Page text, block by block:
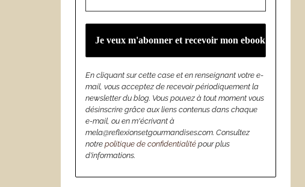
En cliquant sur cette case et en renseignant votre e-
mail, vous acceptez de recevoir périodiquement la
newsletter du blog. Vous pouvez à tout moment vous
désinscrire grâce aux liens contenus dans chaque
e-mail, ou en m'écrivant à
mela@reflexionsetgourmandises.com. Consultez
notrepolitique de confidentialité pour plus
d’informations.